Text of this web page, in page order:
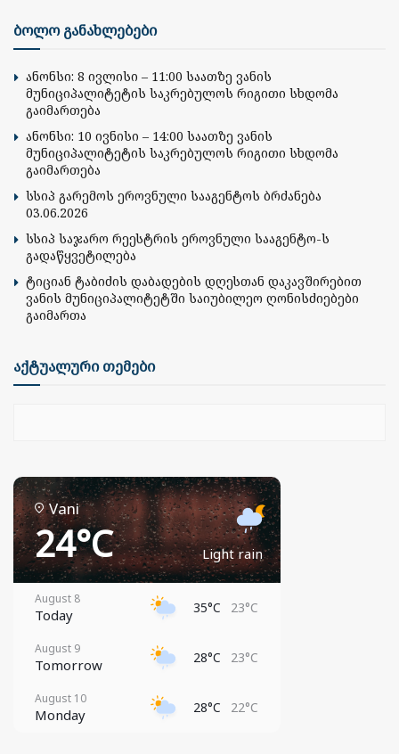
ბოლო განახლებები
ანონსი: 8 ივლისი – 11:00 საათზე ვანის
მუნიციპალიტეტის საკრებულოს რიგითი სხდომა
გაიმართება
ანონსი: 10 ივნისი – 14:00 საათზე ვანის
მუნიციპალიტეტის საკრებულოს რიგითი სხდომა
გაიმართება
სსიპ გარემოს ეროვნული სააგენტოს ბრძანება
03.06.2026
სსიპ საჯარო რეესტრის ეროვნული სააგენტო-ს
გადაწყვეტილება
ტიციან ტაბიძის დაბადების დღესთან დაკავშირებით
ვანის მუნიციპალიტეტში საიუბილეო ღონისძიებები
გაიმართა
აქტუალური თემები
Vani
24°C Light rain
August 8
Today 35°C 23°C
August 9
Tomorrow 28°C 23°C
August 10
Monday 28°C 22°C